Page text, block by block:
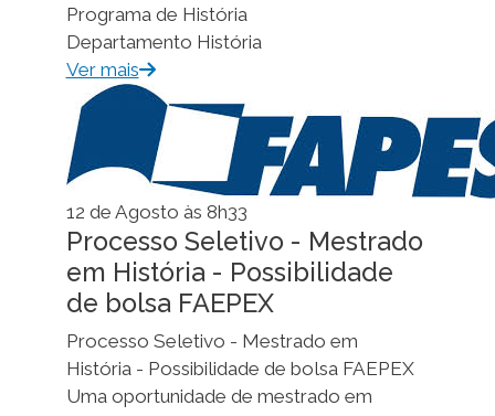
Programa de História
Departamento História
Ver mais
12 de Agosto às 8h33
Processo Seletivo - Mestrado
em História - Possibilidade
de bolsa FAEPEX
Processo Seletivo - Mestrado em
História - Possibilidade de bolsa FAEPEX
Uma oportunidade de mestrado em